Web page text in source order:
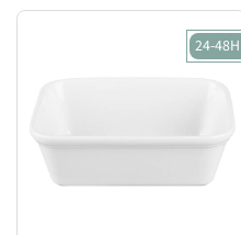
24-48H